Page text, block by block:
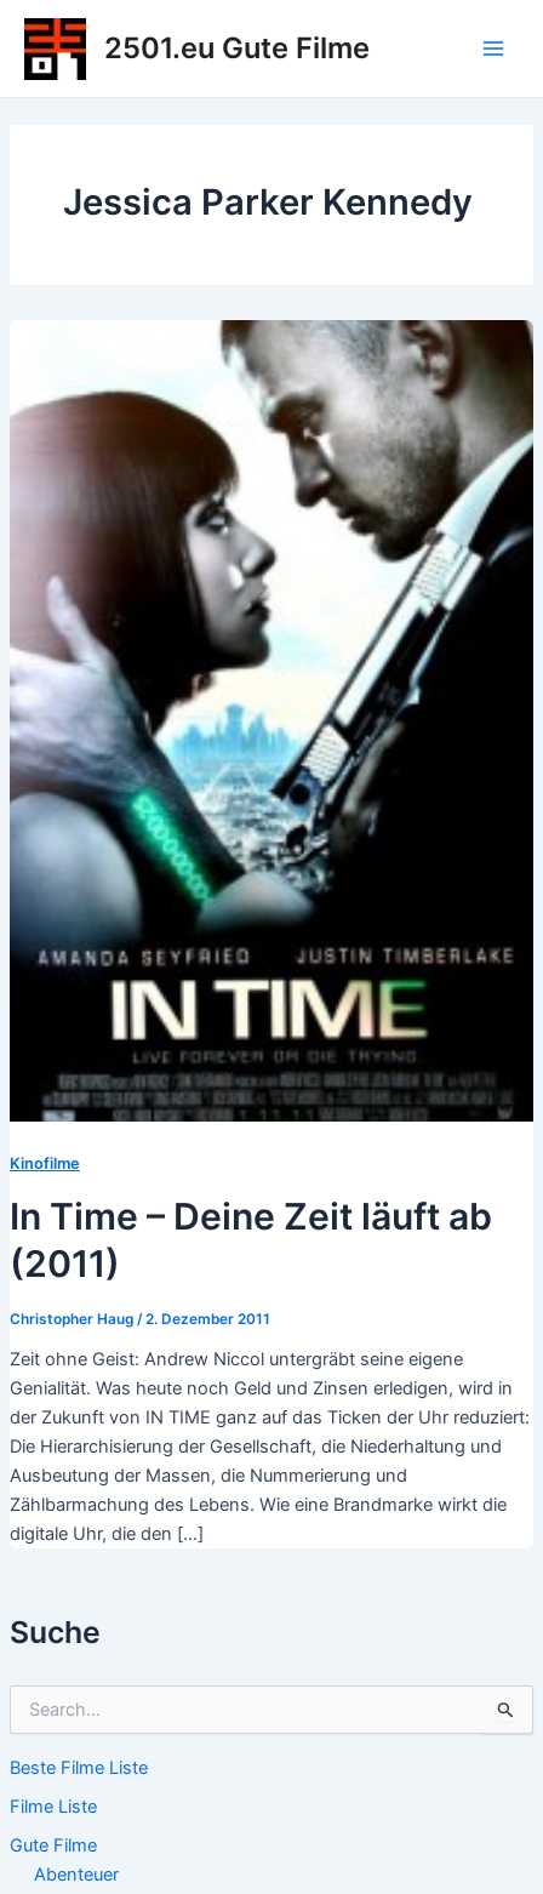
Zum
Inhalt
springen
2501.eu Gute Filme
Suche
h
n
n
Beste Filme Liste
Filme Liste
Gute Filme
Abenteuer
Jessica Parker Kennedy
Kinofilme
In Time – Deine Zeit läuft ab
(2011)
Christopher Haug /2. Dezember 2011
Zeit ohne Geist: Andrew Niccol untergräbt seine eigene
Genialität. Was heute noch Geld und Zinsen erledigen, wird in
der Zukunft von IN TIME ganz auf das Ticken der Uhr reduziert:
Die Hierarchisierung der Gesellschaft, die Niederhaltung und
Ausbeutung der Massen, die Nummerierung und
Zählbarmachung des Lebens. Wie eine Brandmarke wirkt die
digitale Uhr, die den […]